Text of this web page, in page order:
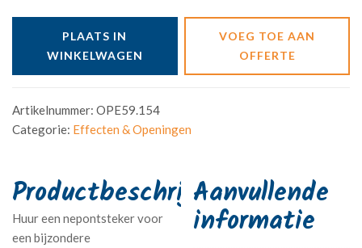
PLAATS IN
WINKELWAGEN
VOEG TOE AAN
OFFERTE
Artikelnummer: OPE59.154
Categorie: Effecten & Openingen
Huur een nepontsteker voor
een bijzondere
Aanvullende
informatie